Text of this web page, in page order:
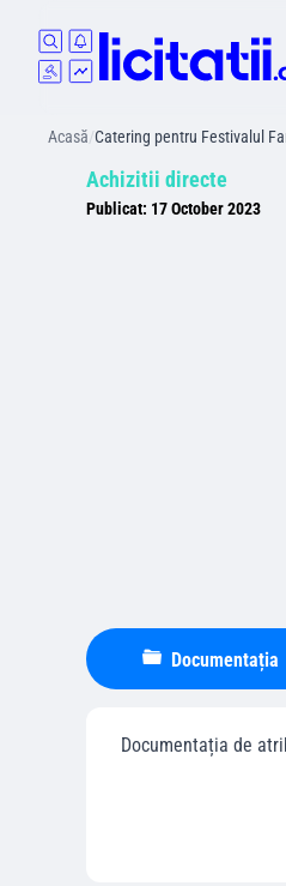
Acasă/Catering pentru Festivalul
Achizitii directe
Publicat: 17 October 2023
Documentația
Documentația de